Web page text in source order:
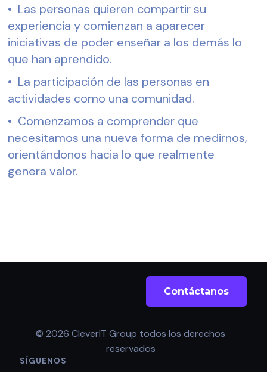
•  Las personas quieren compartir su
experiencia y comienzan a aparecer
iniciativas de poder enseñar a los demás lo
que han aprendido.
•  La participación de las personas en
actividades como una comunidad.
•  Comenzamos a comprender que
necesitamos una nueva forma de medirnos,
orientándonos hacia lo que realmente
genera valor.
Contáctanos
© 2026 CleverIT Group todos los derechos
reservados
SÍGUENOS